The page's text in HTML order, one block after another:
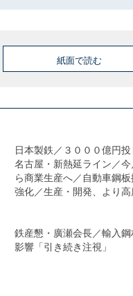
紙面で読む
日本製鉄／３０００億円投
名古屋・新熱延ライン／
ら商業生産へ／自動車鋼
強化／生産・開発、より高
鉄産懇・廣瀬会長／輸入
影響「引き続き注視」